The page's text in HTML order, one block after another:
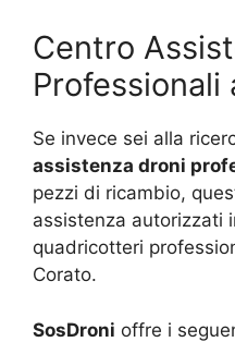
Centro
Professionali
Se invece sei alla
assistenza droni
pezzi di ricambio,
assistenza autorizzati
quadricotteri
Corato.
SosDroni offre i